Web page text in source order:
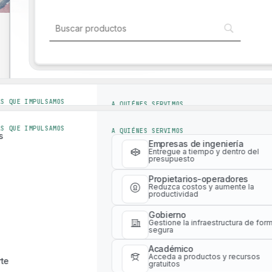
QUE IMPULSAMOS A QUIÉNES SERVIMOS
presupuesto
Propietarios-operadores
Reduzca costos y aumente la
productividad
Gobierno
Gestione la infraestructura de
segura
Académico
Acceda a productos y recursos
gratuitos
QUE IMPULSAMOS A QUIÉNES SERVIMOS
Empresas de ingeniería
Entregue a tiempo y dentro del
presupuesto
Propietarios-operadores
Reduzca costos y aumente la
productividad
Gobierno
Gestione la infraestructura de
segura
Académico
Acceda a productos y recursos
gratuitos
Explore e interactúe con nuestro
Plataforma digital con herramientas WLCA